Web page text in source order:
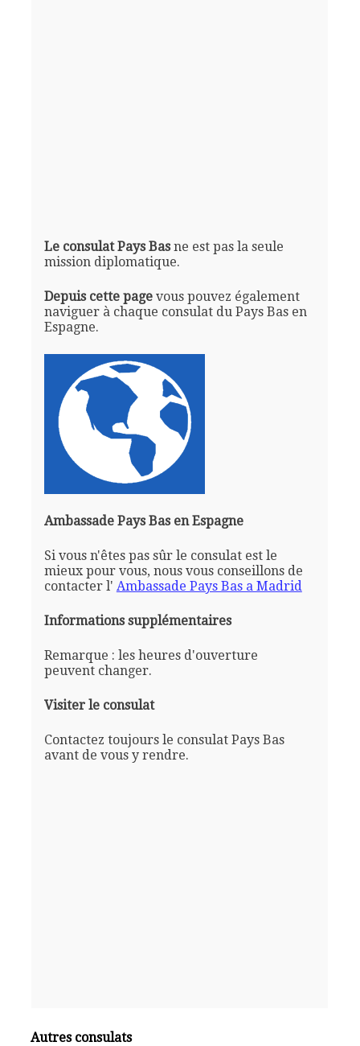
Le consulat Pays Basne est pas la seule
mission diplomatique.
Depuis cette pagevous pouvez également
naviguer à chaque consulat du Pays Bas en
Espagne.
Ambassade Pays Bas en Espagne
Si vous n'êtes pas sûr le consulat est le
mieux pour vous, nous vous conseillons de
contacter l' Ambassade Pays Bas a Madrid
Informations supplémentaires
Remarque : les heures d'ouverture
peuvent changer.
Visiter le consulat
Contactez toujours le consulat Pays Bas
avant de vous y rendre.
Autres consulats